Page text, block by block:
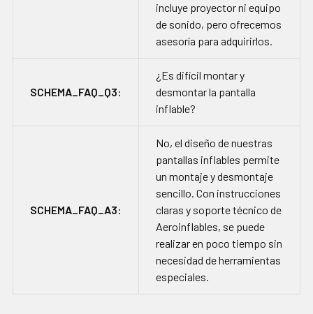
incluye proyector ni equipo
de sonido, pero ofrecemos
asesoría para adquirirlos.
SCHEMA_FAQ_Q3:
¿Es difícil montar y
desmontar la pantalla
inflable?
SCHEMA_FAQ_A3:
No, el diseño de nuestras
pantallas inflables permite
un montaje y desmontaje
sencillo. Con instrucciones
claras y soporte técnico de
Aeroinflables, se puede
realizar en poco tiempo sin
necesidad de herramientas
especiales.